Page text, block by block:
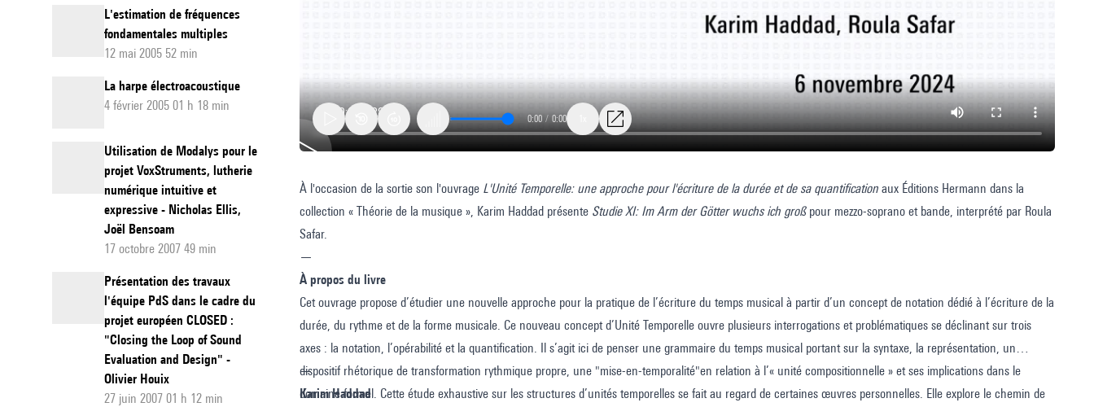
L'estimation de fréquences
fondamentales multiples
12 mai 2005 52 min
La harpe électroacoustique
4 février 2005 01 h 18 min
Utilisation de Modalys pour le
projet VoxStruments, lutherie
numérique intuitive et
expressive - Nicholas Ellis,
Joël Bensoam
17 octobre 2007 49 min
Présentation des travaux
l'équipe PdS dans le cadre du
projet européen CLOSED :
"Closing the Loop of Sound
Evaluation and Design" -
Olivier Houix
27 juin 2007 01 h 12 min
L’unité
temporelle
-
de
STMS
0:00 / 0:00
À l'occasion de la sortie son l'ouvrage L'Unité Temporelle: une approche pour l'écriture de la durée et de sa quantification aux Éditions Hermann dans la
collection « Théorie de la musique », Karim Haddad présente Studie XI: Im Arm der Götter wuchs ich großpour mezzo-soprano et bande, interprété par Roula
Safar.
—
À propos du livre
Cet ouvrage propose d’étudier une nouvelle approche pour la pratique de l’écriture du temps musical à partir d’un concept de notation dédié à l’écriture de la
durée, du rythme et de la forme musicale. Ce nouveau concept d’Unité Temporelle ouvre plusieurs interrogations et problématiques se déclinant sur trois
axes : la notation, l’opérabilité et la quantification. Il s’agit ici de penser une grammaire du temps musical portant sur la syntaxe, la représentation, un
dispositif rhétorique de transformation rythmique propre, une "mise-en-temporalité"en relation à l’« unité compositionnelle » et ses implications dans le
domaine formel. Cette étude exhaustive sur les structures d’unités temporelles se fait au regard de certaines œuvres personnelles. Elle explore le chemin de
—
Karim Haddad